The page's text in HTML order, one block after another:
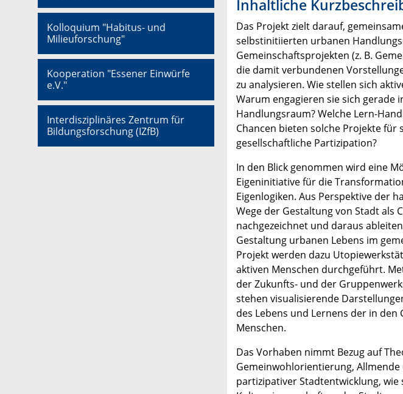
Kolloquium "Habitus- und
Milieuforschung"
Kooperation "Essener Einwürfe
e.V."
Interdisziplinäres Zentrum für
Bildungsforschung (IZfB)
Inhaltliche
Das Projekt zielt darauf,
selbstinitiierten urbanen
Gemeinschaftsprojekten (z. B.
die damit verbundenen
zu analysieren. Wie stellen sich
Warum engagieren sie sich gerade
Handlungsraum? Welche Lern-
Chancen bieten solche Projekte für
gesellschaftliche Partizipation?
In den Blick genommen wird eine
Eigeninitiative für die
Eigenlogiken. Aus Perspektive der
Wege der Gestaltung von Stadt als
nachgezeichnet und daraus
Gestaltung urbanen Lebens im
Projekt werden dazu
aktiven Menschen durchgeführt.
der Zukunfts- und der
stehen visualisierende
des Lebens und Lernens der in
Menschen.
Das Vorhaben nimmt Bezug auf
Gemeinwohlorientierung,
partizipativer Stadtentwicklung, wie